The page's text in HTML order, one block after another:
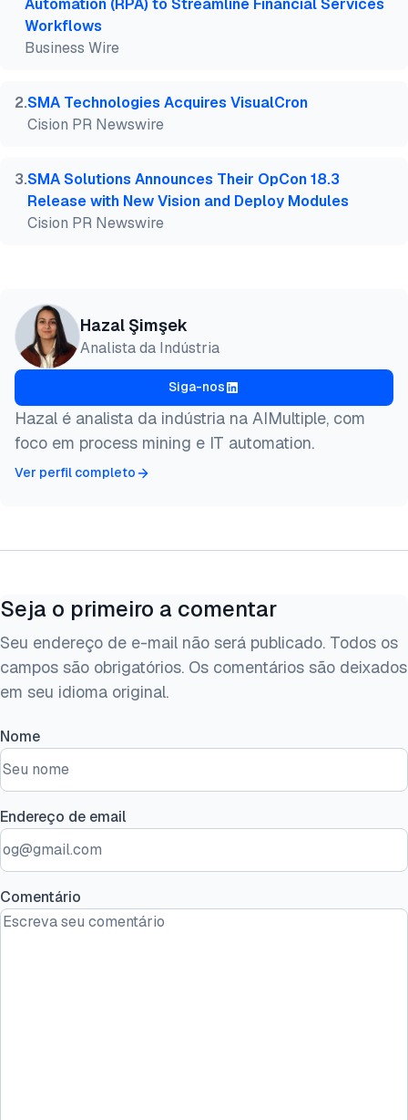
  month  = jul,
howpublished    = {\url{https://aimultiple.com/
  note   = {AIMultiple. Acessado em 28 Julho 2026}
Workflows
Business Wire
2.SMA Technologies Acquires VisualCron
Cision PR Newswire
3.SMA Solutions Announces Their OpCon 18.3
Release with New Vision and Deploy Modules
Cision PR Newswire
Hazal Şimşek
Analista da Indústria
Siga-nos
Hazal é analista da indústria na AIMultiple, com
foco em process mining e IT automation.
Ver perfil completo
Seja o primeiro a comentar
Seu endereço de e-mail não será publicado. Todos os
campos são obrigatórios. Os comentários são deixados
em seu idioma original.
Nome
Endereço de email
Comentário